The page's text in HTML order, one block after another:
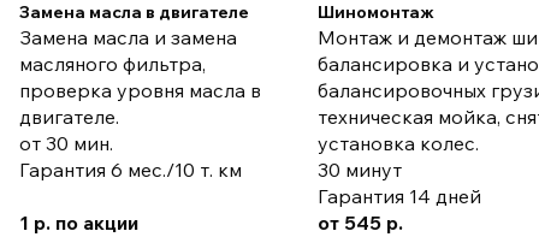
Замена масла в двигателе
Замена масла и замена
масляного фильтра,
проверка уровня масла в
двигателе.
от 30 мин.
Гарантия 6 мес./10 т. км
1 р. по акции
Шиномонтаж
Монтаж и демонтаж
балансировка и
балансировочных
техническая мойка,
установка колес.
30 минут
Гарантия 14 дней
от 545 р.